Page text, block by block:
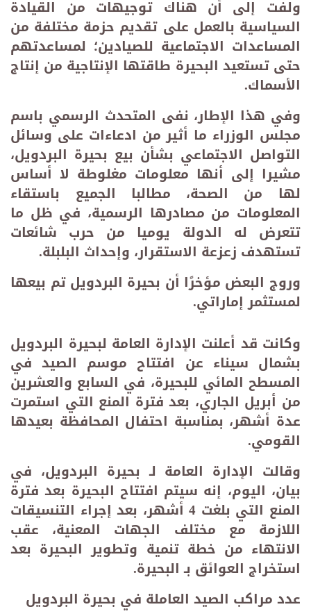
ولفت إلى أن هناك توجيهات من القيادة
السياسية بالعمل على تقديم حزمة مختلفة من
المساعدات الاجتماعية للصيادين؛ لمساعدتهم
حتى تستعيد البحيرة طاقتها الإنتاجية من إنتاج
الأسماك.
وفي هذا الإطار، نفى المتحدث الرسمي باسم
مجلس الوزراء ما أثير من ادعاءات على وسائل
التواصل الاجتماعي بشأن بيع بحيرة البردويل،
مشيرا إلى أنها معلومات مغلوطة لا أساس
لها من الصحة، مطالبا الجميع باستقاء
المعلومات من مصادرها الرسمية، في ظل ما
تتعرض له الدولة يوميا من حرب شائعات
تستهدف زعزعة الاستقرار، وإحداث البلبلة.
وروج البعض مؤخرًا أن بحيرة البردويل تم بيعها
لمستثمر إماراتي.
وكانت قد أعلنت الإدارة العامة لبحيرة البردويل
بشمال سيناء عن افتتاح موسم الصيد في
المسطح المائي للبحيرة، في السابع والعشرين
من أبريل الجاري، بعد فترة المنع التي استمرت
عدة أشهر، بمناسبة احتفال المحافظة بعيدها
القومي.
وقالت الإدارة العامة لـ بحيرة البردويل، في
بيان، اليوم، إنه سيتم افتتاح البحيرة بعد فترة
المنع التي بلغت 4 أشهر، بعد إجراء التنسيقات
اللازمة مع مختلف الجهات المعنية، عقب
الانتهاء من خطة تنمية وتطوير البحيرة بعد
استخراج العوائق بـ البحيرة.
عدد مراكب الصيد العاملة في بحيرة البردويل